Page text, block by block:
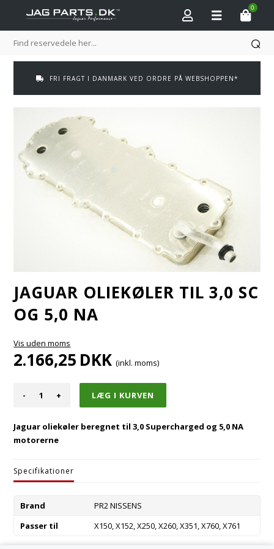
0
FRI FRAGT I DANMARK VED ORDRE PÅ WEBSHOPPEN*
JAGUAR OLIEKØLER TIL 3,0 SC
OG 5,0 NA
Vis uden moms
2.166,25 DKK (inkl. moms)
- +
Jaguar oliekøler beregnet til 3,0 Supercharged og 5,0 NA
motorerne
Specifikationer
Brand
PR2 NISSENS
Passer til
X150, X152, X250, X260, X351, X760, X761